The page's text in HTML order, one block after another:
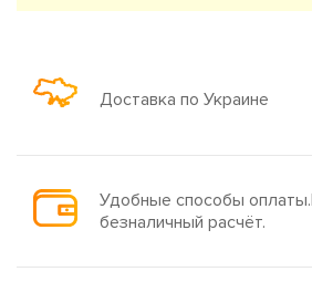
Доставка по Украине
Удобные способы
безналичный расчёт.